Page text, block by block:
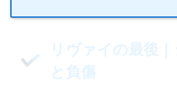
リヴァイの最後
と負傷